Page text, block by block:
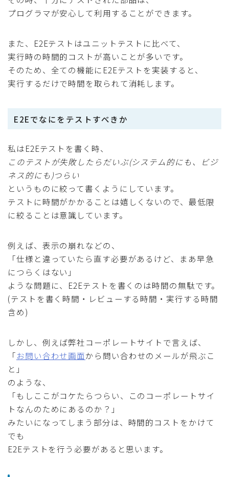
プログラマが安心して利用することができます。
また、E2Eテストはユニットテストに比べて、
実行時の時間的コストが高いことが多いです。
そのため、全ての機能にE2Eテストを実装すると、
実行するだけで時間を取られて消耗します。
E2Eでなにをテストすべきか
私はE2Eテストを書く時、
このテストが失敗したらだいぶ(システム的にも、ビジ
ネス的にも)つらい
というものに絞って書くようにしています。
テストに時間がかかることは嬉しくないので、最低限
に絞ることは意識しています。
例えば、表示の崩れなどの、
「仕様と違っていたら直す必要があるけど、まあ早急
につらくはない」
ような問題に、E2Eテストを書くのは時間の無駄です。
(テストを書く時間・レビューする時間・実行する時間
含め)
しかし、例えば弊社コーポレートサイトで言えば、
「お問い合わせ画面から問い合わせのメールが飛ぶこ
と」
のような、
「もしここがコケたらつらい、このコーポレートサイ
トなんのためにあるのか？」
みたいになってしまう部分は、時間的コストをかけて
でも
E2Eテストを行う必要があると思います。